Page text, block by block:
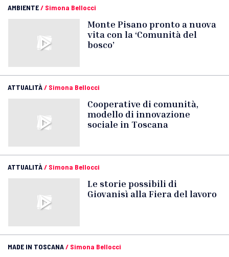
AMBIENTE/ Simona Bellocci
Monte Pisano pronto a nuova
vita con la ‘Comunità del
bosco’
ATTUALITÀ/ Simona Bellocci
Cooperative di comunità,
modello di innovazione
sociale in Toscana
ATTUALITÀ/ Simona Bellocci
Le storie possibili di
Giovanisì alla Fiera del lavoro
MADE IN TOSCANA/ Simona Bellocci